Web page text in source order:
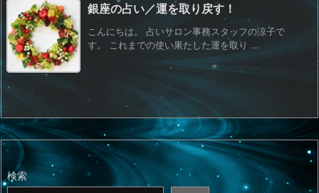
銀座の占い／運を取り戻す！
こんにちは。 占いサロン事務スタッフの涼子で
す。 これまでの使い果たした運を取り ...
検索